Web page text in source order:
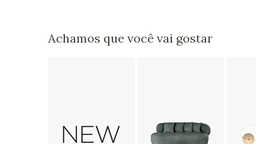
Achamos que você vai gostar